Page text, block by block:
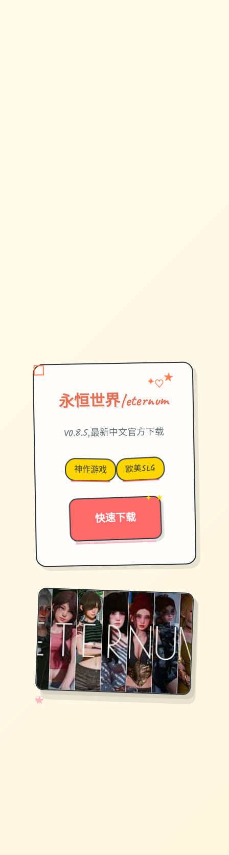
永恒世界|eternum
✦♡★
V0.8.5,最新中文官方下载
神作游戏 欧美SLG
快速下载
→
✦ ★
✧
♡
★
♥